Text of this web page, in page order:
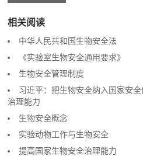
相关阅读
中华人民共和国生物安全法
《实验室生物安全通用要求》
生物安全管理制度
习近平：把生物安全纳入国家安
治理能力
生物安全概念
实验动物工作与生物安全
提高国家生物安全治理能力